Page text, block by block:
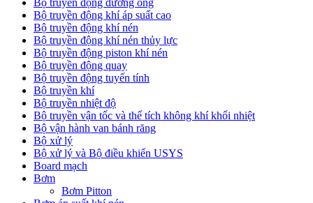
Bộ truyền động đường ống
Bộ truyền động khí áp suất cao
Bộ truyền động khí nén
Bộ truyền động khí nén thủy lực
Bộ truyền động piston khí nén
Bộ truyền động quay
Bộ truyền động tuyến tính
Bộ truyền khí
Bộ truyền nhiệt độ
Bộ truyền vận tốc và thể tích không khí khối nhiệt
Bộ vận hành van bánh răng
Bộ xử lý
Bộ xử lý và Bộ điều khiển USYS
Board mạch
Bơm
Bơm Pitton